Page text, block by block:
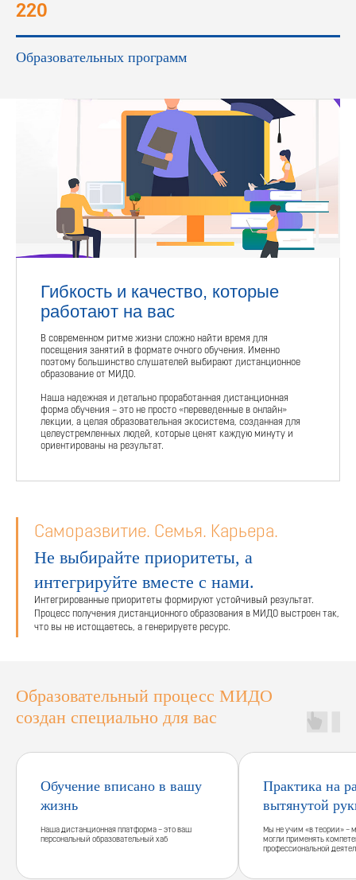
220
Образовательных программ
Гибкость и качество, которые
работают на вас
В современном ритме жизни сложно найти время для
посещения занятий в формате очного обучения. Именно
поэтому большинство слушателей выбирают дистанционное
образование от МИДО.
Наша надежная и детально проработанная дистанционная
форма обучения – это не просто «переведенные в онлайн»
лекции, а целая образовательная экосистема, созданная для
целеустремленных людей, которые ценят каждую минуту и
ориентированы на результат.
Саморазвитие. Семья. Карьера.
Не выбирайте приоритеты, а
интегрируйте вместе с нами.
Интегрированные приоритеты формируют устойчивый результат.
Процесс получения дистанционного образования в МИДО выстроен так,
что вы не истощаетесь, а генерируете ресурс.
Образовательный процесс МИДО
создан специально для вас
Обучение вписано в вашу
жизнь
Наша дистанционная платформа – это ваш
персональный образовательный хаб
Практика на
вытянутой
Мы не учим «в теории» –
могли применять
профессиональной